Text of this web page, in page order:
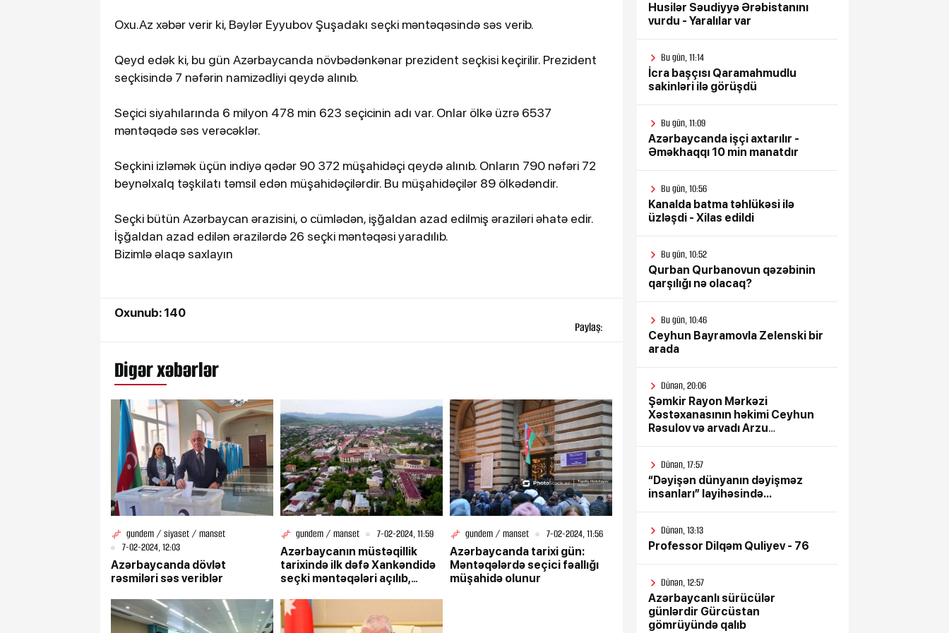
Oxu.Az xəbər verir ki, Bəylər Eyyubov Şuşadakı seçki məntəqəsində səs verib.
Qeyd edək ki, bu gün Azərbaycanda növbədənkənar prezident seçkisi keçirilir. Prezident
seçkisində 7 nəfərin namizədliyi qeydə alınıb.
Seçici siyahılarında 6 milyon 478 min 623 seçicinin adı var. Onlar ölkə üzrə 6537
məntəqədə səs verəcəklər.
Seçkini izləmək üçün indiyə qədər 90 372 müşahidəçi qeydə alınıb. Onların 790 nəfəri 72
beynəlxalq təşkilatı təmsil edən müşahidəçilərdir. Bu müşahidəçilər 89 ölkədəndir.
Seçki bütün Azərbaycan ərazisini, o cümlədən, işğaldan azad edilmiş əraziləri əhatə edir.
İşğaldan azad edilən ərazilərdə 26 seçki məntəqəsi yaradılıb.
Bizimlə əlaqə saxlayın
Oxunub: 140
Paylaş:
Digər xəbərlər
gundem / siyaset / manset
7-02-2024, 12:03
Azərbaycanda dövlət
rəsmiləri səs veriblər
gundem / manset
7-02-2024, 11:59
Azərbaycanın müstəqillik
tarixində ilk dəfə Xankəndidə
seçki məntəqələri açılıb,
gundem / manset
7-02-2024, 11:56
Azərbaycanda tarixi gün:
Məntəqələrdə seçici fəallığı
müşahidə olunur
Husilər Səudiyyə Ərəbistanını
vurdu - Yaralılar var
Bu gün, 11:14
İcra başçısı Qaramahmudlu
sakinləri ilə görüşdü
Bu gün, 11:09
Azərbaycanda işçi axtarılır -
Əməkhaqqı 10 min manatdır
Bu gün, 10:56
Kanalda batma təhlükəsi ilə
üzləşdi - Xilas edildi
Bu gün, 10:52
Qurban Qurbanovun qəzəbinin
qarşılığı nə olacaq?
Bu gün, 10:46
Ceyhun Bayramovla Zelenski bir
arada
Dünən, 20:06
Şəmkir Rayon Mərkəzi
Xəstəxanasının həkimi Ceyhun
Rəsulov və arvadı Arzu
ölümü ilə bağlı Şəmkir rayon
prokrurluğunda araşdırma
aparılır
Dünən, 17:57
“Dəyişən dünyanın dəyişməz
insanları” layihəsində...
Dünən, 13:13
Professor Dilqəm Quliyev - 76
Dünən, 12:57
Azərbaycanlı sürücülər
günlərdir Gürcüstan
gömrüyündə qalıb